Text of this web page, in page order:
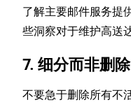
了解主要邮件服务提
些洞察对于维护高送
7. 细分而非删除
不要急于删除所有不